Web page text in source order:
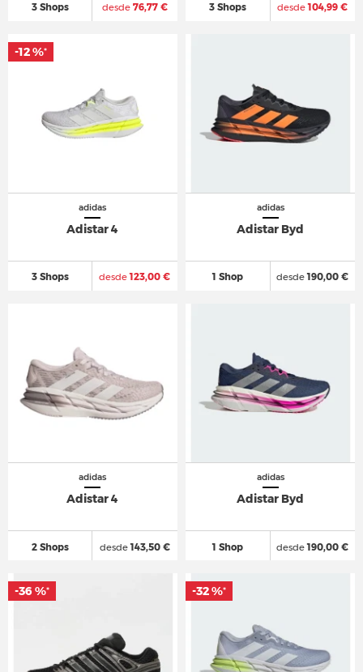
3 Shops desde76,77 € 3 Shops desde104,99 €
adidas
Adistar 4
3 Shops desde123,00 €
-12 %*
adidas
Adistar Byd
1 Shop desde190,00 €
adidas
Adistar 4
2 Shops desde143,50 €
adidas
Adistar Byd
1 Shop desde190,00 €
-36 %* -32 %*